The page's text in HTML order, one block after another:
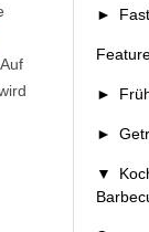
►
►
►
▼